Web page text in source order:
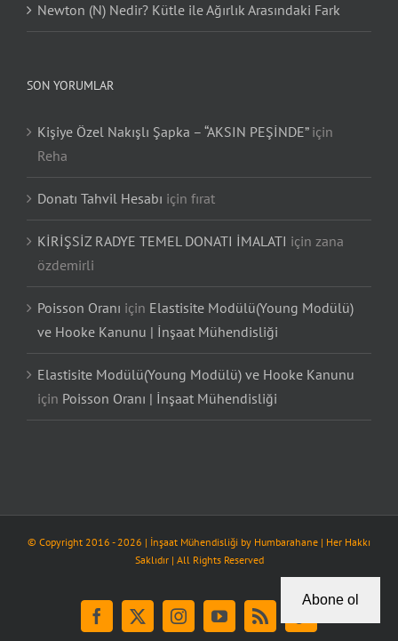
Newton (N) Nedir? Kütle ile Ağırlık Arasındaki Fark
SON YORUMLAR
Kişiye Özel Nakışlı Şapka – “AKSIN PEŞİNDE”için
Reha
Donatı Tahvil Hesabı için fırat
KİRİŞSİZ RADYE TEMEL DONATI İMALATI için zana
özdemirli
Poisson Oranı için Elastisite Modülü(Young Modülü)
ve Hooke Kanunu | İnşaat Mühendisliği
Elastisite Modülü(Young Modülü) ve Hooke Kanunu
için Poisson Oranı | İnşaat Mühendisliği
© Copyright 2016 -2026 | İnşaat Mühendisliği by Humbarahane | Her Hakkı
Saklıdır | All Rights Reserved
Facebook
X InstagramYouTubeRss Tiktok
Abone ol